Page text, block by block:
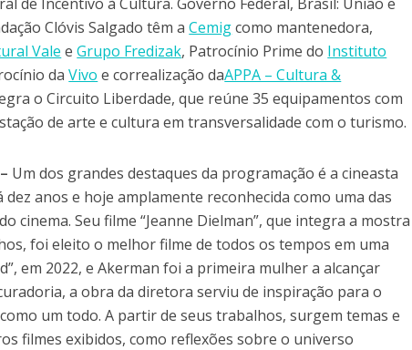
Clóvis Salgado têm aCemigcomo mantenedora,
Vale eGrupo Fredizak, Patrocínio Prime do Instituto
daVivo e correalização daAPPA – Cultura &
o Circuito Liberdade, que reúne 35 equipamentos com
de arte e cultura em transversalidade com o turismo.
Um dos grandes destaques da programação é a cineasta
anos e hoje amplamente reconhecida como uma das
cinema. Seu filme “Jeanne Dielman”, que integra a mostra
foi eleito o melhor filme de todos os tempos em uma
em 2022, e Akerman foi a primeira mulher a alcançar
a obra da diretora serviu de inspiração para o
um todo. A partir de seus trabalhos, surgem temas e
filmes exibidos, como reflexões sobre o universo